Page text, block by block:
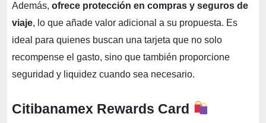
Además, ofrece protección en compras y seguros de
viaje, lo que añade valor adicional a su propuesta. Es
ideal para quienes buscan una tarjeta que no solo
recompense el gasto, sino que también proporcione
seguridad y liquidez cuando sea necesario.
Citibanamex Rewards Card